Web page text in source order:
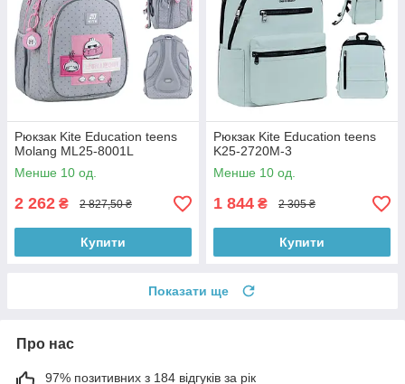
Рюкзак Kite Education teens
Molang ML25-8001L
Менше 10 од.
2 262 ₴ 2 827,50 ₴
Купити
Рюкзак Kite Education teens
K25-2720M-3
Менше 10 од.
1 844 ₴ 2 305 ₴
Купити
Показати ще
Про нас
97% позитивних з 184 відгуків за рік